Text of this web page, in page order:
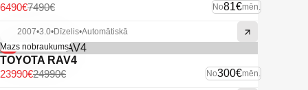
No81€mēn.
7490€
6490€
2007•3.0•Dīzelis•Automātiskā
-4%
Mazs nobraukums
TOYOTA RAV4
No300€mēn.
24990€
23990€